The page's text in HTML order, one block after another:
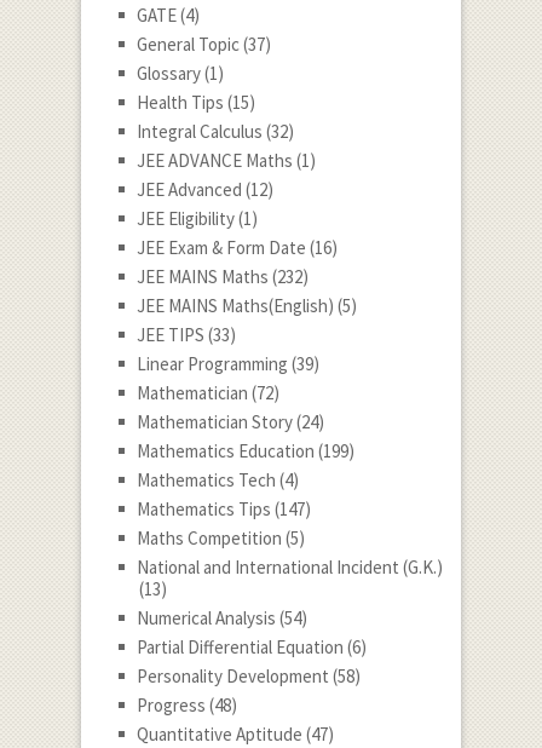
GATE(4)
General Topic(37)
Glossary(1)
Health Tips (15)
Integral Calculus (32)
JEE ADVANCE Maths (1)
JEE Advanced (12)
JEE Eligibility(1)
JEE Exam & Form Date (16)
JEE MAINS Maths (232)
JEE MAINS Maths(English) (5)
JEE TIPS (33)
Linear Programming (39)
Mathematician (72)
Mathematician Story(24)
Mathematics Education (199)
Mathematics Tech (4)
Mathematics Tips (147)
Maths Competition (5)
National and International Incident (G.K.)
(13)
Numerical Analysis (54)
Partial Differential Equation (6)
Personality Development (58)
Progress (48)
Quantitative Aptitude (47)